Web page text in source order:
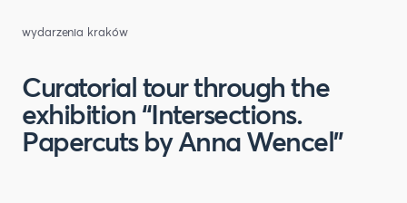
wydarzenia kraków
Curatorial tour through the
exhibition “Intersections.
Papercuts by Anna Wencel"